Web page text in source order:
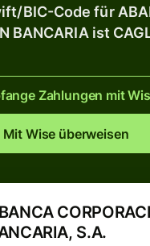
BIC-Code für
BANCARIA ist
Zahlungen mit
Mit Wise überweisen
S.A.